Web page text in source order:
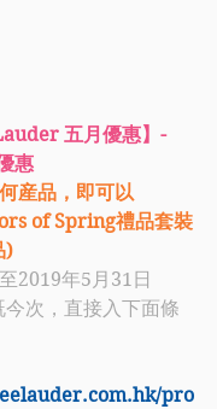
五月優惠】-
惠
産品，即可以
of Spring禮品套裝
)
2019年5月31日
今次，直接入下面條
pro